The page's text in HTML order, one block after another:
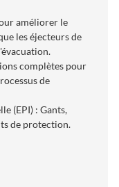
améliorer le
les éjecteurs de
complètes pour
de
(EPI) : Gants,
de protection.